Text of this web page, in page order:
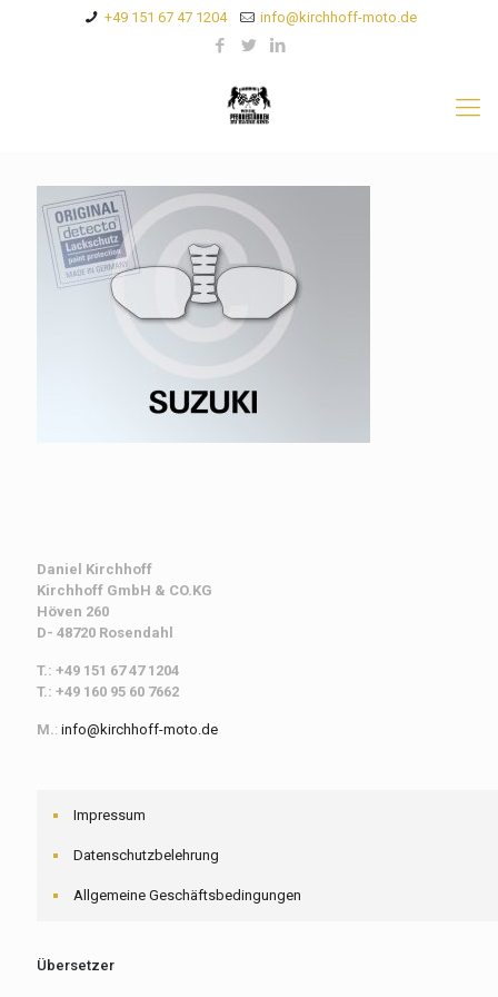
+49 151 67 47 1204 info@kirchhoff-moto.de
Daniel Kirchhoff
Kirchhoff GmbH & CO.KG
Höven 260
D- 48720 Rosendahl
T.: +49 151 67 47 1204
T.: +49 160 95 60 7662
M.: info@kirchhoff-moto.de
Impressum
Datenschutzbelehrung
Allgemeine Geschäftsbedingungen
Übersetzer